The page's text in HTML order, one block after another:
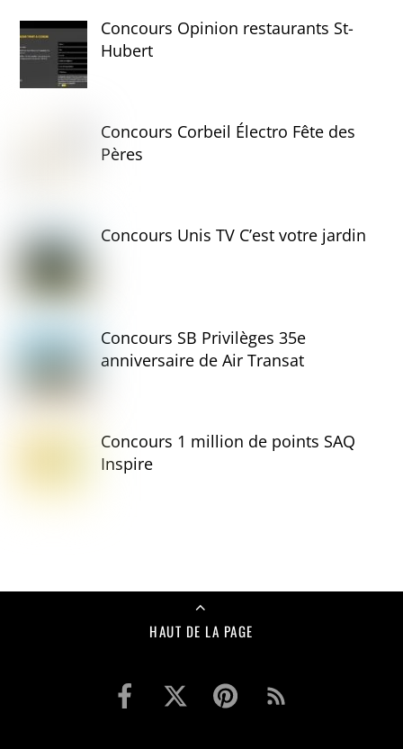
Concours Opinion restaurants St-
Hubert
Concours Corbeil Électro Fête des
Pères
Concours Unis TV C’est votre jardin
Concours SB Privilèges 35e
anniversaire de Air Transat
Concours 1 million de points SAQ
Inspire
HAUT DE LA PAGE